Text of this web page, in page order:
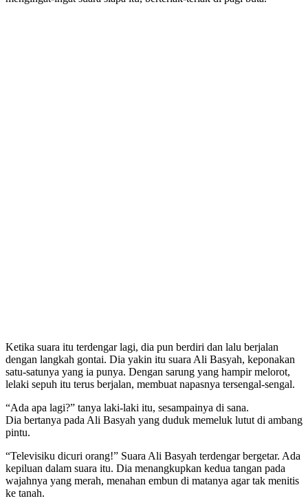
Ketika suara itu terdengar lagi, dia pun berdiri dan lalu berjalan
dengan langkah gontai. Dia yakin itu suara Ali Basyah, keponakan
satu-satunya yang ia punya. Dengan sarung yang hampir melorot,
lelaki sepuh itu terus berjalan, membuat napasnya tersengal-sengal.
“Ada apa lagi?” tanya laki-laki itu, sesampainya di sana.
Dia bertanya pada Ali Basyah yang duduk memeluk lutut di ambang
pintu.
“Televisiku dicuri orang!” Suara Ali Basyah terdengar bergetar. Ada
kepiluan dalam suara itu. Dia menangkupkan kedua tangan pada
wajahnya yang merah, menahan embun di matanya agar tak menitis
ke tanah.